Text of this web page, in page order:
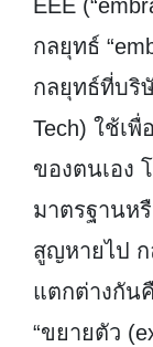
EEE
กลยุทธ์
กลยุทธ์ที่บริ
Tech) ใช้เ
ของตนเอง
มาตรฐานห
สูญหายไป
แตกต่างกัน
“ขยายตัว